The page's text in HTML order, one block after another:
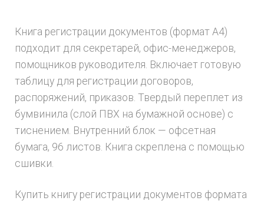
Книга регистрации документов (формат А4)
подходит для секретарей, офис-менеджеров,
помощников руководителя. Включает готовую
таблицу для регистрации договоров,
распоряжений, приказов. Твердый переплет из
бумвинила (слой ПВХ на бумажной основе) с
тиснением. Внутренний блок — офсетная
бумага, 96 листов. Книга скреплена с помощью
сшивки.
Купить книгу регистрации документов формата